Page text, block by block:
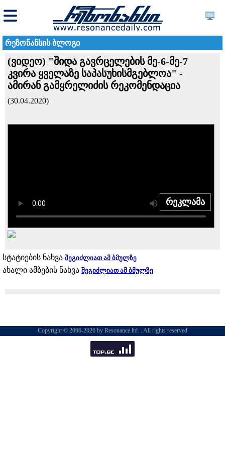
რეზონანსის ბლოგი
(ვიდეო) "შიდა გავრცელების მე-6-მე-7
კვირა ყველაზე საპასუხისმგებლოა" -
ამირან გამყრელიძის რეკომენდაცია
(30.04.2020)
რეკლამა
სტატიების ნახვა შეგიძლიათ ამ ბმულზე
ახალი ამბების ნახვა შეგიძლიათ ამ ბმულზე
Copyright © 2006-2026 by Resonance ltd. . All rights reserved